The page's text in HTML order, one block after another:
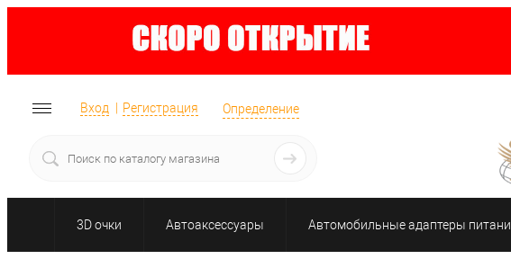
Вход Регистрация Определение
3D очки Автоаксессуары Автомобильные адаптеры